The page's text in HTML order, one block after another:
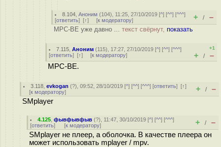
8.104 ,Аноним (104), 11:25, 27/10/2019 [^] [^^] [^^^]
[ответить] [↑] [к модератору] + / –
MPC-BE уже давно ... текст свёрнут, показать
7.115 ,Аноним (115), 17:27, 27/10/2019 [^] [^^] [^^^]
[ответить] [↑] [к модератору]
+1
+ / –
MPC-BE.
3.118 ,evkogan (?), 09:52, 28/10/2019 [^] [^^] [^^^] [ответить][↑]
[к модератору] + / –
SMplayer
4.125 ,фывфывфыв (?), 11:47, 30/10/2019 [^] [^^] [^^^]
[ответить] [к модератору] + / –
SMplayer не плеер, а оболочка. В качестве плеера он
может использовать mplayer / mpv.